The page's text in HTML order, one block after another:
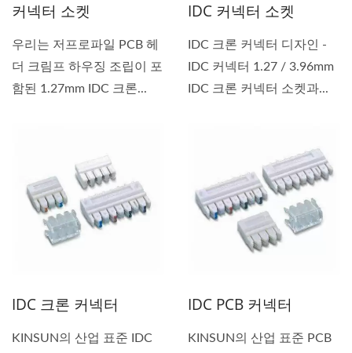
커넥터 소켓
우리는 저프로파일 PCB 헤
더 크림프 하우징 조립이 포
함된 1.27mm IDC 크론...
IDC 커넥터 소켓
IDC 크론 커넥터 디자인 -
IDC 커넥터 1.27 / 3.96mm
IDC 크론 커넥터 소켓과...
IDC 크론 커넥터
KINSUN의 산업 표준 IDC
IDC PCB 커넥터
KINSUN의 산업 표준 PCB